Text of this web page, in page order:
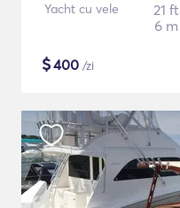
Yacht cu vele
21 ft
6 m
$400 /zi